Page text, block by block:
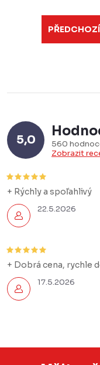
5,0
560
Zobrazit
22.5.2026
+ Rýchly a spoľahlivý
17.5.2026
+ Dobrá cena, rychle